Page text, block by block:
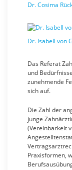
Dr. Cosima
Dr. Isabell von
Das Referat
und
zunehmende
sich auf.
Die Zahl der
junge
(Vereinbarkeit
Praxisformen,